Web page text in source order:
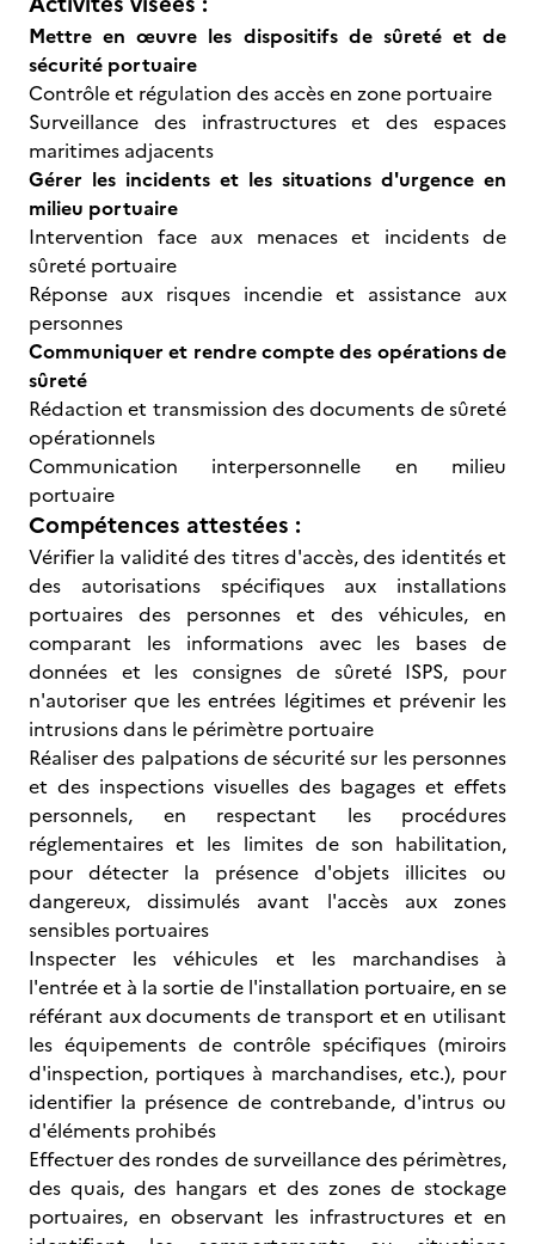
Mettre en œuvre les dispositifs de sûreté et de
sécurité portuaire
Contrôle et régulation des accès en zone portuaire
Surveillance des infrastructures et des espaces
maritimes adjacents
Gérer les incidents et les situations d'urgence en
milieu portuaire
Intervention face aux menaces et incidents de
sûreté portuaire
Réponse aux risques incendie et assistance aux
personnes
Communiquer et rendre compte des opérations de
sûreté
Rédaction et transmission des documents de sûreté
opérationnels
Communication interpersonnelle en milieu
portuaire
Compétences attestées :
Vérifier la validité des titres d'accès, des identités et
des autorisations spécifiques aux installations
portuaires des personnes et des véhicules, en
comparant les informations avec les bases de
données et les consignes de sûreté ISPS, pour
n'autoriser que les entrées légitimes et prévenir les
intrusions dans le périmètre portuaire
Réaliser des palpations de sécurité sur les personnes
et des inspections visuelles des bagages et effets
personnels, en respectant les procédures
réglementaires et les limites de son habilitation,
pour détecter la présence d'objets illicites ou
dangereux, dissimulés avant l'accès aux zones
sensibles portuaires
Inspecter les véhicules et les marchandises à
l'entrée et à la sortie de l'installation portuaire, en se
référant aux documents de transport et en utilisant
les équipements de contrôle spécifiques (miroirs
d'inspection, portiques à marchandises, etc.), pour
identifier la présence de contrebande, d'intrus ou
d'éléments prohibés
Effectuer des rondes de surveillance des périmètres,
des quais, des hangars et des zones de stockage
portuaires, en observant les infrastructures et en